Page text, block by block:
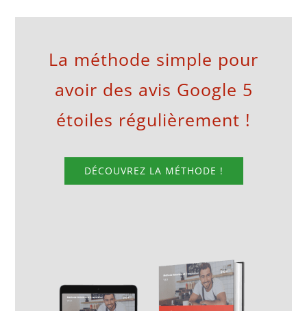
La méthode simple pour
avoir des avis Google 5
étoiles régulièrement !
DÉCOUVREZ LA MÉTHODE !